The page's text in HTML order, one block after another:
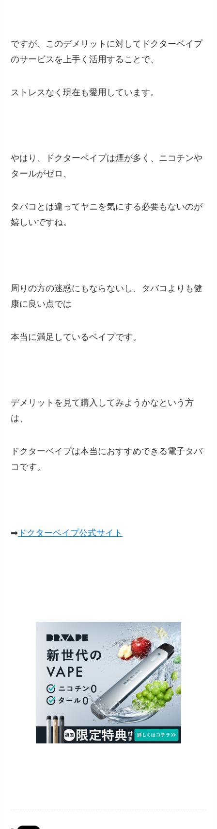
ですが、このデメリットに対してドクターベイプ
のサービスを上手く活用することで、
ストレスなく現在も愛用しています。
やはり、ドクターベイプは煙が多く、ニコチンや
タールがゼロ、
タバコとは違ってヤニを気にする必要もないのが
嬉しいですね。
周りの方の迷惑にもならないし、タバコよりも健
康に良い点では
本当に満足しているベイプです。
デメリットを見て購入してみようかなという方
は、
ドクターベイプは本当におすすめできる電子タバ
コです。
➡ ドクターベイプ公式サイト